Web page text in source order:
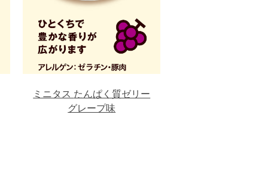
ミニタス たんぱく質ゼリー
グレープ味